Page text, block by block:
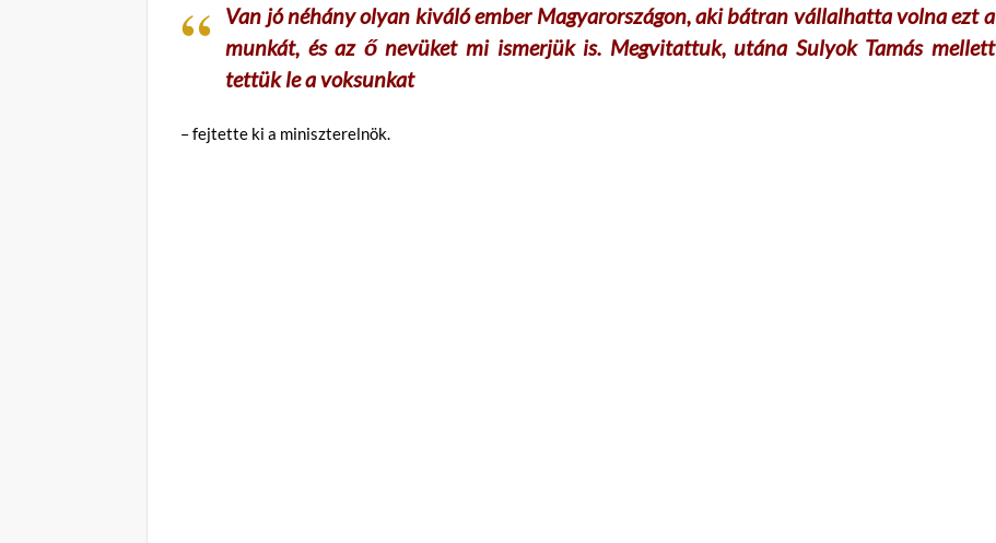
Van jó néhány olyan kiváló ember Magyarországon, aki bátran vállalhatta volna ezt a
munkát, és az ő nevüket mi ismerjük is. Megvitattuk, utána Sulyok Tamás mellett
tettük le a voksunkat
– fejtette ki a miniszterelnök.